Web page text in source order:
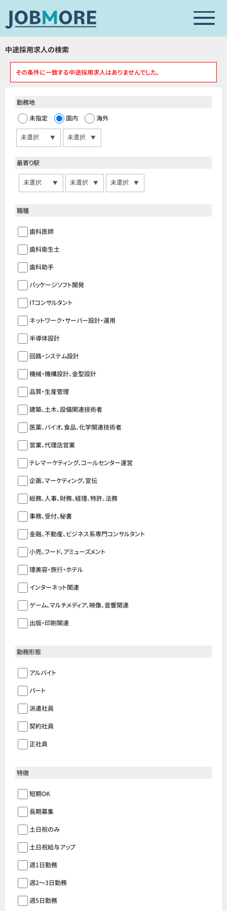
求人を探す
閲覧履歴
転職サポートの申し込み
中途採用求人の検索
その条件に一致する中途採用求人はありませんでした。
勤務地
未指定
国内 海外
最寄り駅
職種
歯科医師
歯科衛生士
歯科助手
パッケージソフト開発
ITコンサルタント
ネットワーク・サーバー設計・運用
半導体設計
回路・システム設計
機械・機構設計、金型設計
品質・生産管理
建築、土木、設備関連技術者
医薬、バイオ、食品、化学関連技術者
営業、代理店営業
テレマーケティング、コールセンター運営
企画、マーケティング、宣伝
総務、人事、財務、経理、特許、法務
事務、受付、秘書
金融、不動産、ビジネス系専門コンサルタント
小売、フード、アミューズメント
理美容・旅行・ホテル
インターネット関連
ゲーム、マルチメディア、映像、音響関連
出版・印刷関連
勤務形態
アルバイト
パート
派遣社員
契約社員
正社員
特徴
短期OK
長期募集
土日祝のみ
土日祝給与アップ
週1日勤務
週2〜3日勤務
週5日勤務